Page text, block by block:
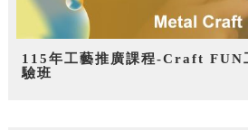
115年工藝推廣課程-Craft FUN
驗班